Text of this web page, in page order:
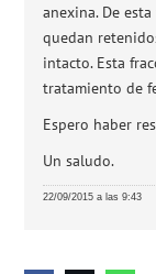
anexina. De
quedan
intacto. Esta
tratamiento de
Espero haber
Un saludo.
22/09/2015 a las 9:43